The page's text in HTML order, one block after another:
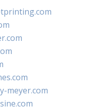
meyer.com